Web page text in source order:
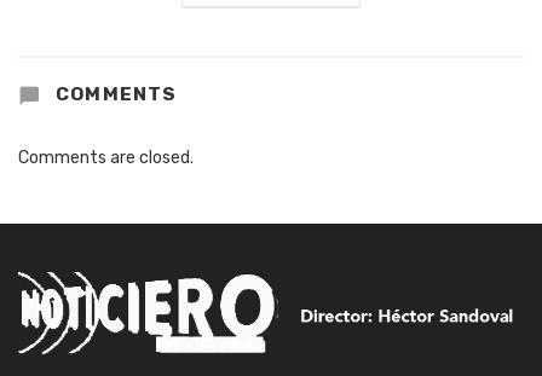
COMMENTS
Comments are closed.